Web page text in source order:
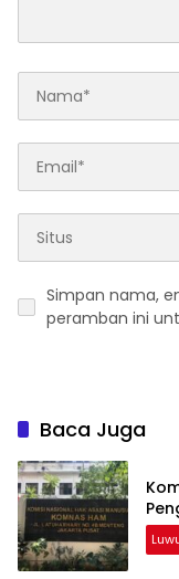
Simpan nama,
peramban ini
Baca Juga